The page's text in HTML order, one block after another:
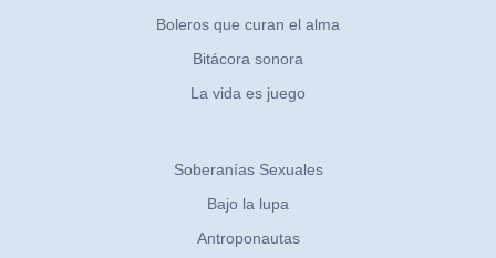
Boleros que curan el alma
Bitácora sonora
La vida es juego
Soberanías Sexuales
Bajo la lupa
Antroponautas